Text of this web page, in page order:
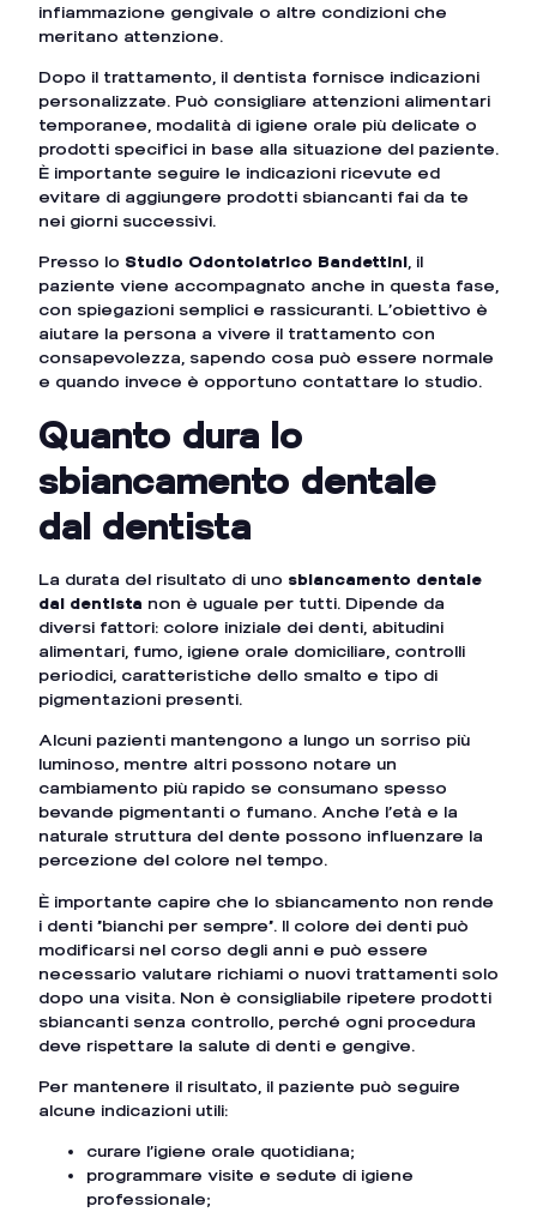
infiammazione gengivale o altre condizioni che
meritano attenzione.
Dopo il trattamento, il dentista fornisce indicazioni
personalizzate. Può consigliare attenzioni alimentari
temporanee, modalità di igiene orale più delicate o
prodotti specifici in base alla situazione del paziente.
È importante seguire le indicazioni ricevute ed
evitare di aggiungere prodotti sbiancanti fai da te
nei giorni successivi.
Presso lo Studio Odontoiatrico Bandettini, il
paziente viene accompagnato anche in questa fase,
con spiegazioni semplici e rassicuranti. L’obiettivo è
aiutare la persona a vivere il trattamento con
consapevolezza, sapendo cosa può essere normale
e quando invece è opportuno contattare lo studio.
Quanto dura lo
sbiancamento dentale
dal dentista
La durata del risultato di uno sbiancamento dentale
dal dentista non è uguale per tutti. Dipende da
diversi fattori: colore iniziale dei denti, abitudini
alimentari, fumo, igiene orale domiciliare, controlli
periodici, caratteristiche dello smalto e tipo di
pigmentazioni presenti.
Alcuni pazienti mantengono a lungo un sorriso più
luminoso, mentre altri possono notare un
cambiamento più rapido se consumano spesso
bevande pigmentanti o fumano. Anche l’età e la
naturale struttura del dente possono influenzare la
percezione del colore nel tempo.
È importante capire che lo sbiancamento non rende
i denti “bianchi per sempre”. Il colore dei denti può
modificarsi nel corso degli anni e può essere
necessario valutare richiami o nuovi trattamenti solo
dopo una visita. Non è consigliabile ripetere prodotti
sbiancanti senza controllo, perché ogni procedura
deve rispettare la salute di denti e gengive.
Per mantenere il risultato, il paziente può seguire
alcune indicazioni utili:
curare l’igiene orale quotidiana;
programmare visite e sedute di igiene
professionale;